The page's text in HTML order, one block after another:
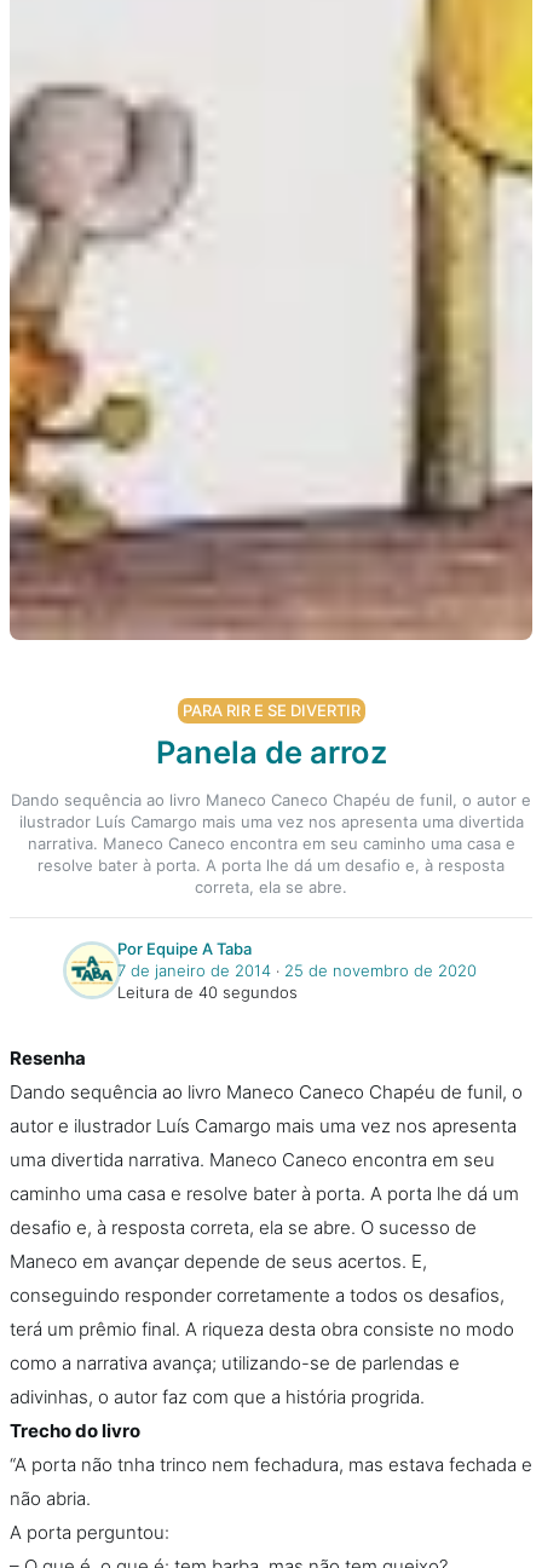
PARA RIR E SE DIVERTIR
Panela de arroz
Dando sequência ao livro Maneco Caneco Chapéu de funil, o autor e
ilustrador Luís Camargo mais uma vez nos apresenta uma divertida
narrativa. Maneco Caneco encontra em seu caminho uma casa e
resolve bater à porta. A porta lhe dá um desafio e, à resposta
correta, ela se abre.
Por Equipe A Taba
7 de janeiro de 2014‧ 25 de novembro de 2020
Leitura de 40 segundos
Resenha
Dando sequência ao livro Maneco Caneco Chapéu de funil, o
autor e ilustrador Luís Camargo mais uma vez nos apresenta
uma divertida narrativa. Maneco Caneco encontra em seu
caminho uma casa e resolve bater à porta. A porta lhe dá um
desafio e, à resposta correta, ela se abre. O sucesso de
Maneco em avançar depende de seus acertos. E,
conseguindo responder corretamente a todos os desafios,
terá um prêmio final. A riqueza desta obra consiste no modo
como a narrativa avança; utilizando-se de parlendas e
adivinhas, o autor faz com que a história progrida.
Trecho do livro
“A porta não tnha trinco nem fechadura, mas estava fechada e
não abria.
A porta perguntou: